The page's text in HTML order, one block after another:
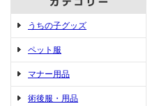
うちの子グッズ
ペット服
マナー用品
術後服・用品